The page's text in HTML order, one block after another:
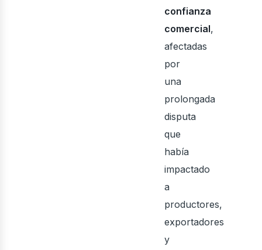
confianza
comercial,
afectadas
por
una
prolongada
disputa
que
había
impactado
a
productores,
exportadores
y